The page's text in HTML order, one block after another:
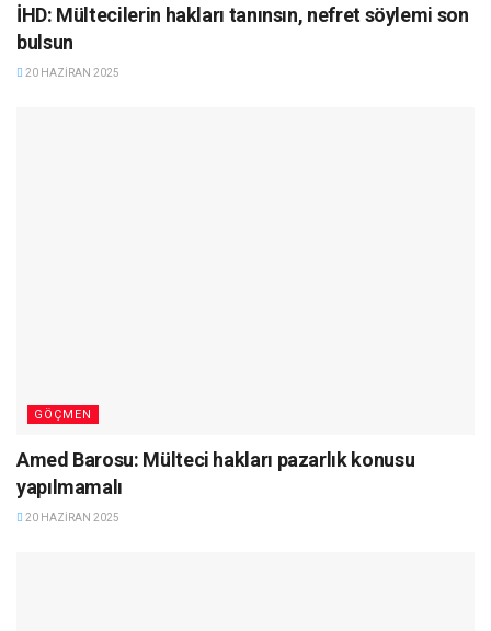
İHD: Mültecilerin hakları tanınsın, nefret söylemi son
bulsun
20 HAZIRAN 2025
GÖÇMEN
Amed Barosu: Mülteci hakları pazarlık konusu
yapılmamalı
20 HAZIRAN 2025